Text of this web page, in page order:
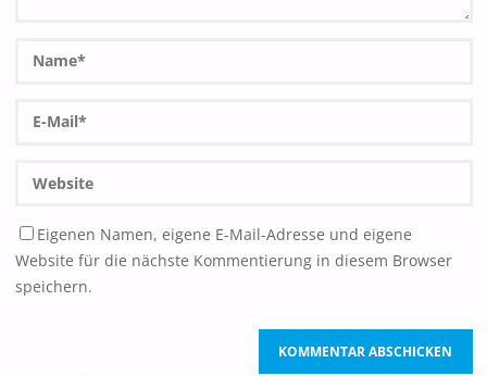
Eigenen Namen, eigene E-Mail-Adresse und eigene
Website für die nächste Kommentierung in diesem Browser
speichern.